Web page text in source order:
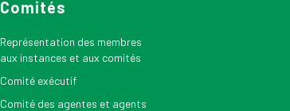
Comités
Représentation des membres
aux instances et aux comités
Comité exécutif
Comité des agentes et agents